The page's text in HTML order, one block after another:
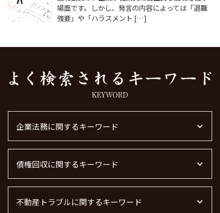
場面です。しかし、発言の内容によっては「退職
強要」や「ハラスメント […]
KEYWORD
企業法務に関するキーワード
企業法務とは
m&a 弁護士
下請法 改正 2026
企業法務
債権回収に関するキーワード
借金 時効の援用 その後
不動産トラブルに関するキーワード